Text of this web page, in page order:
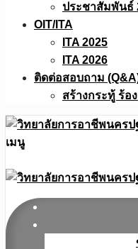
ประชาสัมพันธ์
OIT/ITA
ITA 2025
ITA 2026
ติดต่อสอบถาม
สร้างกระทู้ ร้อ
เมนู